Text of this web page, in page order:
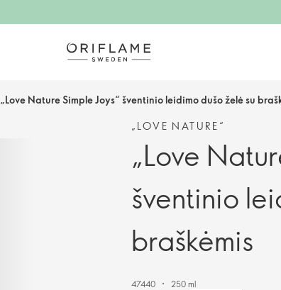
„Love Nature Simple Joys“ šventinio leidimo dušo želė su
„LOVE NATURE“
„Love
šventinio
braškėmis
47440
250 ml